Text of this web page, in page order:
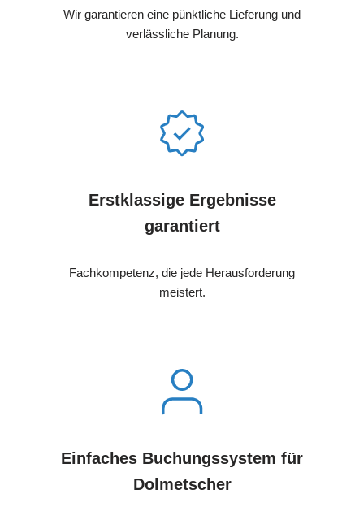
Wir garantieren eine pünktliche Lieferung und
verlässliche Planung.
Erstklassige Ergebnisse
garantiert
Fachkompetenz, die jede Herausforderung
meistert.
Einfaches Buchungssystem für
Dolmetscher